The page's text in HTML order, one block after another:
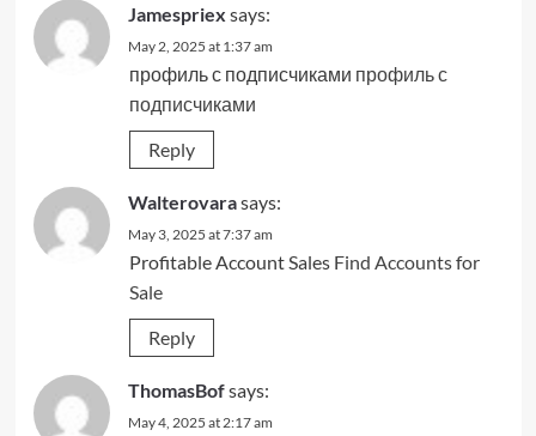
Jamespriex says:
May 2, 2025 at 1:37 am
профиль с подписчиками профиль с
подписчиками
Reply
Walterovarasays:
May 3, 2025 at 7:37 am
Profitable Account Sales Find Accounts for
Sale
Reply
ThomasBofsays:
May 4, 2025 at 2:17 am